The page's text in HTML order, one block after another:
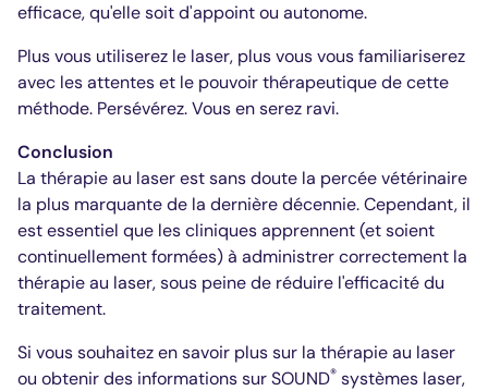
efficace, qu'elle soit d'appoint ou autonome.
Plus vous utiliserez le laser, plus vous vous familiariserez
avec les attentes et le pouvoir thérapeutique de cette
méthode. Persévérez. Vous en serez ravi.
Conclusion
La thérapie au laser est sans doute la percée vétérinaire
la plus marquante de la dernière décennie. Cependant, il
est essentiel que les cliniques apprennent (et soient
continuellement formées) à administrer correctement la
thérapie au laser, sous peine de réduire l'efficacité du
traitement.
Si vous souhaitez en savoir plus sur la thérapie au laser
ou obtenir des informations sur SOUND® systèmes laser,